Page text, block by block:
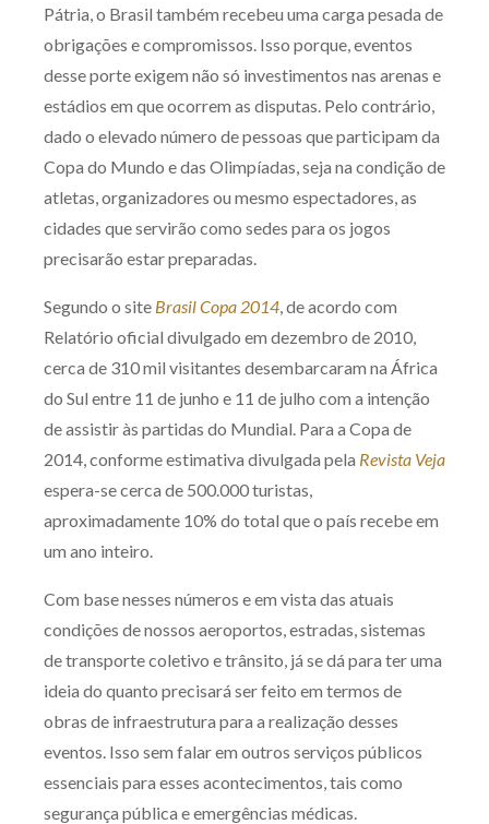
Mentoria Zênite
Capacitação
Zênite Online
Eventos presenciais
Zênite in Company
Diferenciais
Av. Sete de Setembro, 4698
Curitiba /PR CEP 80240-000
Telefone (41) 2109-8666
Whatsapp (41) 98881-6616
Pátria, o Brasil também recebeu uma carga pesada de
obrigações e compromissos. Isso porque, eventos
desse porte exigem não só investimentos nas arenas e
estádios em que ocorrem as disputas. Pelo contrário,
dado o elevado número de pessoas que participam da
Copa do Mundo e das Olimpíadas, seja na condição de
atletas, organizadores ou mesmo espectadores, as
cidades que servirão como sedes para os jogos
precisarão estar preparadas.
Segundo o site Brasil Copa 2014, de acordo com
Relatório oficial divulgado em dezembro de 2010,
cerca de 310 mil visitantes desembarcaram na África
do Sul entre 11 de junho e 11 de julho com a intenção
de assistir às partidas do Mundial. Para a Copa de
2014, conforme estimativa divulgada pela Revista Veja
espera-se cerca de 500.000 turistas,
aproximadamente 10% do total que o país recebe em
um ano inteiro.
Com base nesses números e em vista das atuais
condições de nossos aeroportos, estradas, sistemas
de transporte coletivo e trânsito, já se dá para ter uma
ideia do quanto precisará ser feito em termos de
obras de infraestrutura para a realização desses
eventos. Isso sem falar em outros serviços públicos
essenciais para esses acontecimentos, tais como
segurança pública e emergências médicas.